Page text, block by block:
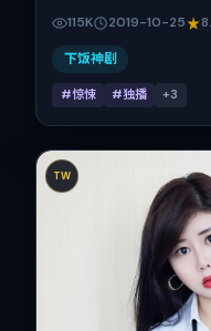
上映时间：2019-10-25
类型片结构的观众。
115K 2019-10-25
下饭神剧
#惊悚 #独播 +3
TW